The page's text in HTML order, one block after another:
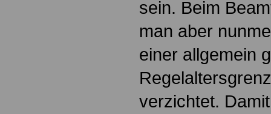
sein. Beim
man aber
einer allgemein
verzichtet.